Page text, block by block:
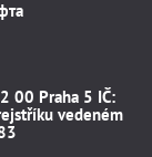
00 Praha 5 IČ:
vedeném